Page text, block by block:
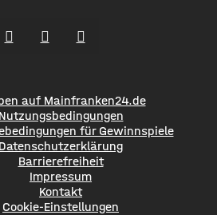
fischten sie den See
nach leer. Die geretteten Fische
auf Mainfranken24.de
Nutzungsbedingungen
für Gewinnspiele
Datenschutzerklärung
Barrierefreiheit
Impressum
Kontakt
Cookie-Einstellungen